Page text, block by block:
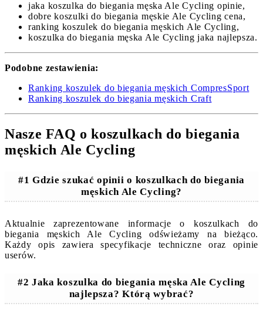
jaka koszulka do biegania męska Ale Cycling opinie,
dobre koszulki do biegania męskie Ale Cycling cena,
ranking koszulek do biegania męskich Ale Cycling,
koszulka do biegania męska Ale Cycling jaka najlepsza.
Podobne zestawienia:
Ranking koszulek do biegania męskich CompresSport
Ranking koszulek do biegania męskich Craft
Nasze FAQ o koszulkach do biegania
męskich Ale Cycling
#1 Gdzie szukać opinii o koszulkach do biegania
męskich Ale Cycling?
Aktualnie zaprezentowane informacje o koszulkach do
biegania męskich Ale Cycling odświeżamy na bieżąco.
Każdy opis zawiera specyfikacje techniczne oraz opinie
userów.
#2 Jaka koszulka do biegania męska Ale Cycling
najlepsza? Którą wybrać?